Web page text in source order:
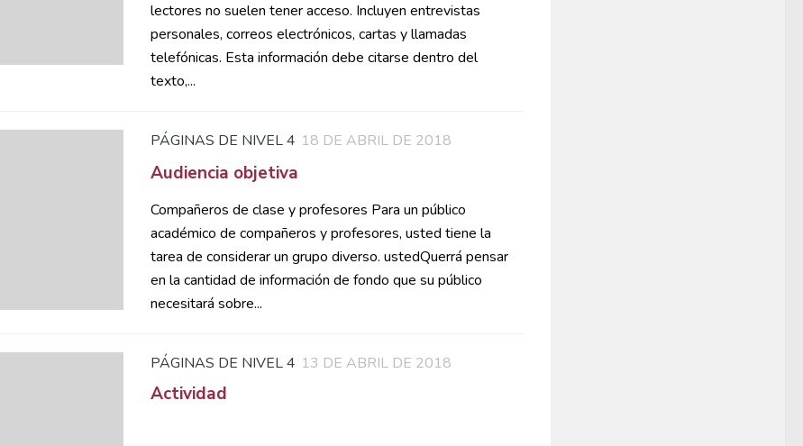
lectores no suelen tener acceso. Incluyen entrevistas
personales, correos electrónicos, cartas y llamadas
telefónicas. Esta información debe citarse dentro del
texto,...
PÁGINAS DE NIVEL 4 18 DE ABRIL DE 2018
Audiencia objetiva
Compañeros de clase y profesores Para un público
académico de compañeros y profesores, usted tiene la
tarea de considerar un grupo diverso. ustedQuerrá pensar
en la cantidad de información de fondo que su público
necesitará sobre...
PÁGINAS DE NIVEL 4 13 DE ABRIL DE 2018
Actividad